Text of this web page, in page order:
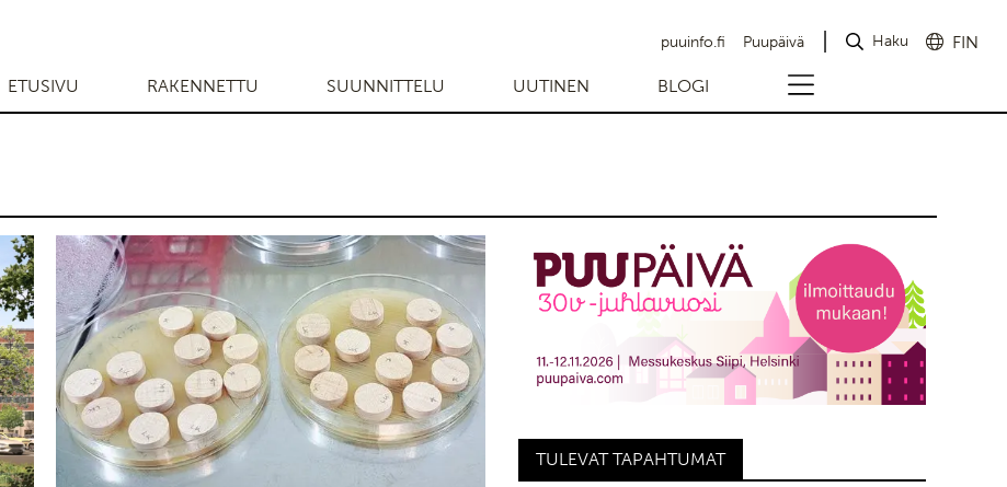
puuinfo.fi Puupäivä Haku FIN
ETUSIVU RAKENNETTU SUUNNITTELU UUTINEN BLOGI
TULEVAT TAPAHTUMAT